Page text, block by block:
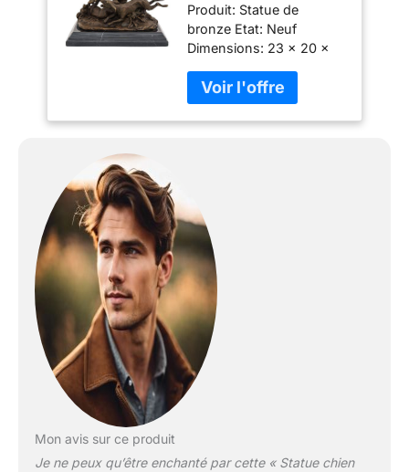
Bronze Sculpture
Figurine 23cm
Produit: Statue de
bronze Etat: Neuf
Dimensions: 23 x 20 x
Materiau: Bronze / pierre
Style: Style antique
Mon avis sur ce produit
Je ne peux qu’être enchanté par cette « Statue chien